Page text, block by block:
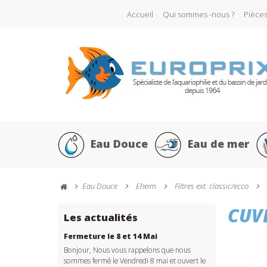
Accueil Qui sommes -nous ?
Eau Douce Eau de mer
Eau Douce Eheim Filtres ext. classic/ecco
Les actualités
Fermeture le 8 et 14 Mai
Bonjour, Nous vous rappelons que nous
sommes fermé le Vendredi 8 mai et ouvert le